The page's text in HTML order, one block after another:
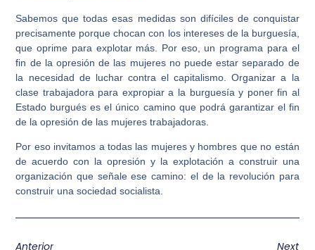
Sabemos que todas esas medidas son difíciles de conquistar
precisamente porque chocan con los intereses de la burguesía,
que oprime para explotar más. Por eso, un programa para el
fin de la opresión de las mujeres no puede estar separado de
la necesidad de luchar contra el capitalismo. Organizar a la
clase trabajadora para expropiar a la burguesía y poner fin al
Estado burgués es el único camino que podrá garantizar el fin
de la opresión de las mujeres trabajadoras.
Por eso invitamos a todas las mujeres y hombres que no están
de acuerdo con la opresión y la explotación a construir una
organización que señale ese camino: el de la revolución para
construir una sociedad socialista.
Anterior Next